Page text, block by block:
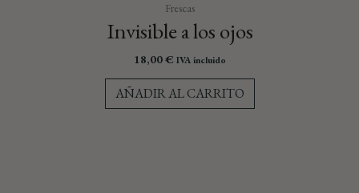
Frescas
Invisible a los ojos
18,00€ IVA incluido
AÑADIR AL CARRITO